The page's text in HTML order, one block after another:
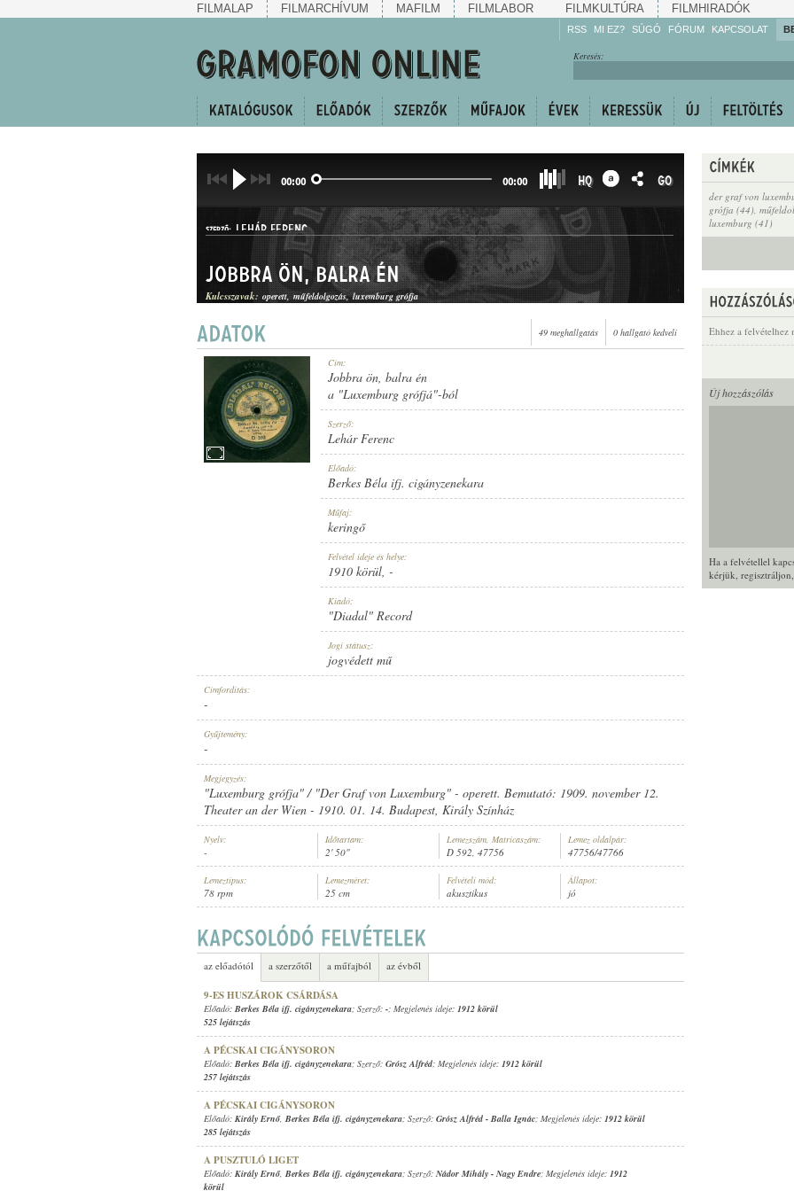
FILMALAP FILMARCHÍVUM MAFILM FILMLABOR FILMKULTÚRA FILMHIRADÓK
RSS MI EZ? SÚGÓ
Gyarapítsa!
FÓRUM KAPCSOLAT
Keresés:
der graf von
grófja (44),
luxemburg (41)
Ehhez a felvételhez
Új hozzászólás
Ha a felvétellel
kérjük, regisztráljon
00:00 00:00 HQ GO
ELŐADÓ: BERKES BÉLA IFJ. CIGÁNYZENEKARA
SZERZŐ: LEHÁR FERENC
KERINGŐ
1910 KÖRÜL
D 592
Jobbra ön, balra én
Kulcsszavak: operett műfeldolgozás luxemburg grófja
49 meghallgatás 0 hallgató kedveli
Cím:
Jobbra ön, balra én
a "Luxemburg grófjá"-ból
Szerző:
Lehár Ferenc
Előadó:
Berkes Béla ifj. cigányzenekara
Műfaj:
keringő
Felvétel ideje és helye:
1910 körül, -
Kiadó:
"Diadal" Record
Jogi státusz:
jogvédett mű
Címfordítás:
-
Gyűjtemény:
-
Megjegyzés:
"Luxemburg grófja" / "Der Graf von Luxemburg" - operett. Bemutató: 1909. november 12.
Theater an der Wien - 1910. 01. 14. Budapest, Király Színház
Nyelv:
-
Időtartam:
2' 50"
Lemezszám, Matricaszám:
D 592, 47756
Lemez oldalpár:
47756/47766
Lemeztípus:
78 rpm
Lemezméret:
25 cm
Felvételi mód:
akusztikus
Állapot:
jó
az előadótól a szerzőtől a műfajból az évből
9-ES HUSZÁROK CSÁRDÁSA
Előadó: Berkes Béla ifj. cigányzenekara; Szerző: -; Megjelenés ideje: 1912 körül
525 lejátszás
A PÉCSKAI CIGÁNYSORON
Előadó: Berkes Béla ifj. cigányzenekara; Szerző: Grósz Alfréd; Megjelenés ideje: 1912 körül
257 lejátszás
A PÉCSKAI CIGÁNYSORON
Előadó: Király Ernő, Berkes Béla ifj. cigányzenekara; Szerző: Grósz Alfréd - Balla Ignác; Megjelenés ideje: 1912 körül
285 lejátszás
A PUSZTULÓ LIGET
Előadó: Király Ernő, Berkes Béla ifj. cigányzenekara; Szerző: Nádor Mihály - Nagy Endre; Megjelenés ideje: 1912
körül